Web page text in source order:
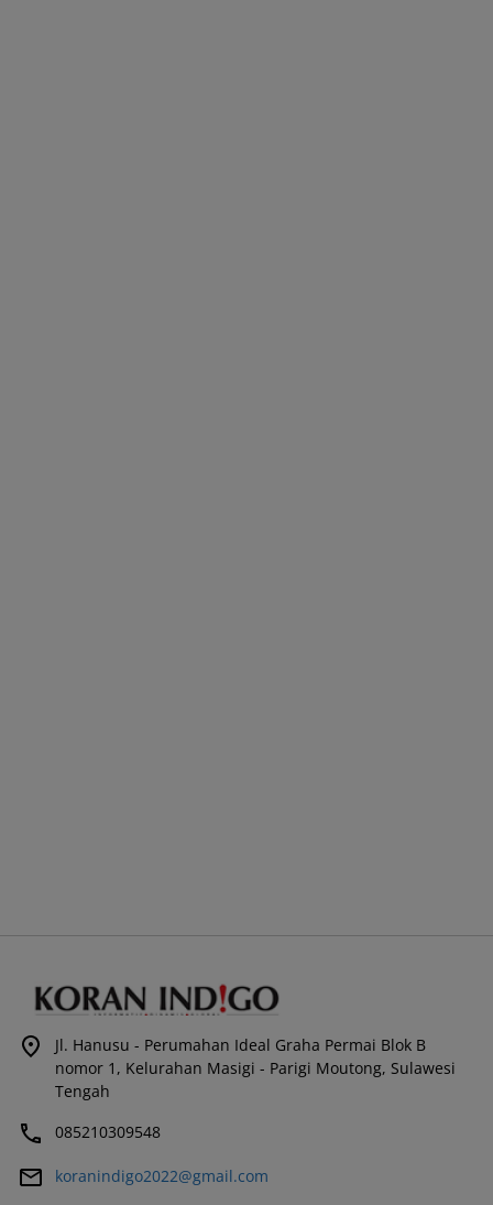
Jl. Hanusu - Perumahan Ideal Graha Permai Blok B
nomor 1, Kelurahan Masigi - Parigi Moutong, Sulawesi
Tengah
085210309548
koranindigo2022@gmail.com